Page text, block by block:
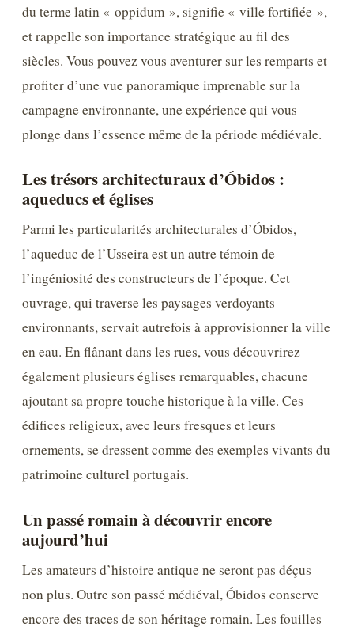
du terme latin « oppidum », signifie « ville fortifiée »,
et rappelle son importance stratégique au fil des
siècles. Vous pouvez vous aventurer sur les remparts et
profiter d’une vue panoramique imprenable sur la
campagne environnante, une expérience qui vous
plonge dans l’essence même de la période médiévale.
Les trésors architecturaux d’Óbidos :
aqueducs et églises
Parmi les particularités architecturales d’Óbidos,
l’aqueduc de l’Usseira est un autre témoin de
l’ingéniosité des constructeurs de l’époque. Cet
ouvrage, qui traverse les paysages verdoyants
environnants, servait autrefois à approvisionner la ville
en eau. En flânant dans les rues, vous découvrirez
également plusieurs églises remarquables, chacune
ajoutant sa propre touche historique à la ville. Ces
édifices religieux, avec leurs fresques et leurs
ornements, se dressent comme des exemples vivants du
patrimoine culturel portugais.
Un passé romain à découvrir encore
aujourd’hui
Les amateurs d’histoire antique ne seront pas déçus
non plus. Outre son passé médiéval, Óbidos conserve
encore des traces de son héritage romain. Les fouilles